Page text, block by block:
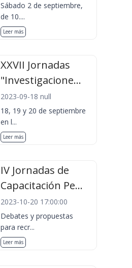
Sábado 2 de septiembre,
de 10....
Leer más
XXVII Jornadas
"Investigacione...
2023-09-18 null
18, 19 y 20 de septiembre
en l...
Leer más
IV Jornadas de
Capacitación Pe...
2023-10-20 17:00:00
Debates y propuestas
para recr...
Leer más